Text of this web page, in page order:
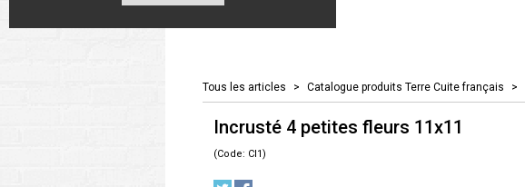
Catalogue
Tous les articles > Catalogue produits Terre Cuite français >
Incrusté 4 petites fleurs 11x11
(Code: CI1)